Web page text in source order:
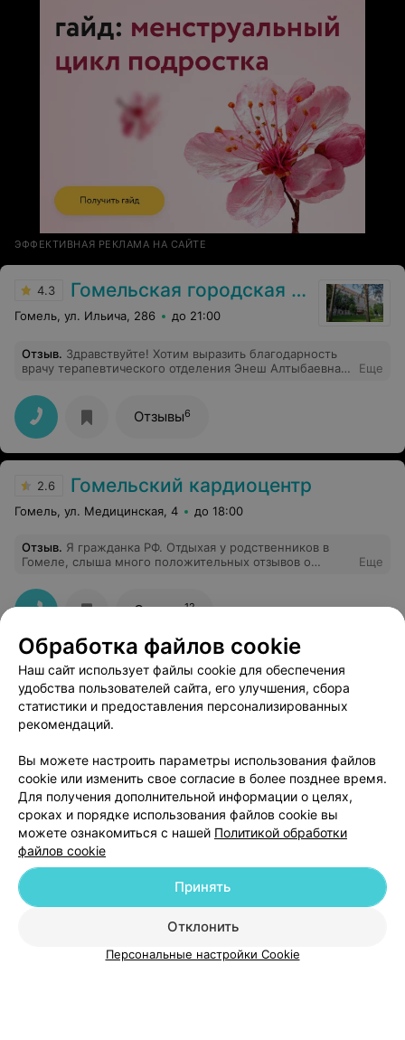
ЭФФЕКТИВНАЯ РЕКЛАМА НА САЙТЕ
4.3 Гомельская городская клиническая больница №3
Гомель, ул. Ильича, 286 до 21:00
Отзыв. Здравствуйте! Хотим выразить благодарность
врачу терапевтического отделения Энеш Алтыбаевна.
каждому пациенту имеет подход и понимание.Никто
не остался без ее чуткого внимания и лечения .
Спасибо вам большое за ваш нелегкий труд.Успехов в
работе,карьерного роста.С благодарностью 7 палата
Еще
Отзывы6
2.6 Гомельский кардиоцентр
Гомель, ул. Медицинская, 4 до 18:00
Отзыв. Я гражданка РФ. Отдыхая у родственников в
Гомеле, слыша много положительных отзывов о
кардиохирургу (есть необходимость в хирургическом
лечении). Грамотная консультация, доходчивое
Еще
Отзывы12
ЭФФЕКТИВНАЯ РЕКЛАМА НА САЙТЕ
Добавить компанию
Добавить специалиста
Обработка файлов cookie
Наш сайт использует файлы cookie для обеспечения
удобства пользователей сайта, его улучшения, сбора
статистики и предоставления персонализированных
рекомендаций.
Вы можете настроить параметры использования файлов
cookie или изменить свое согласие в более позднее время.
Для получения дополнительной информации о целях,
сроках и порядке использования файлов cookie вы
можете ознакомиться с нашей Политикой обработки
файлов cookie
Отклонить
Принять
Персональные настройки Cookie